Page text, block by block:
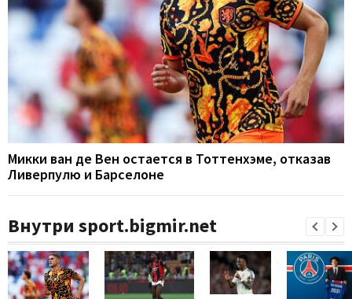
Микки ван де Вен остается в Тоттенхэме, отказав
Ливерпулю и Барселоне
Внутри sport.bigmir.net